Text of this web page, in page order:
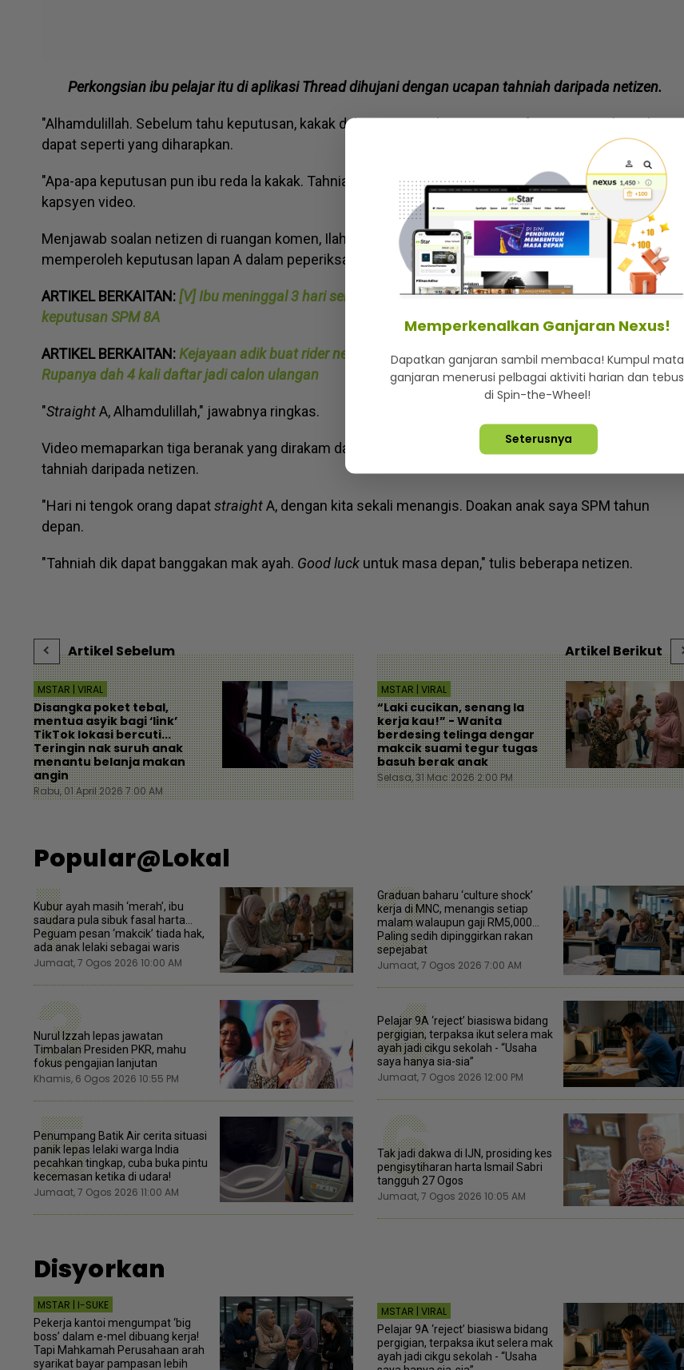
Perkongsian ibu pelajar itu di aplikasi Thread dihujani dengan ucapan tahniah daripada netizen.
"Alhamdulillah. Sebelum tahu keputusan, kakak dah menangis dan minta maaf siap-siap. Takut tak
dapat seperti yang diharapkan.
"Apa-apa keputusan pun ibu reda la kakak. Tahniah juga kepada semua pelajar lain," tulisnya pada
kapsyen video.
Menjawab soalan netizen di ruangan komen, Ilahamza mengesahkan anak perempuannya itu
memperoleh keputusan lapan A dalam peperiksaan SPM.
ARTIKEL BERKAITAN:[V] Ibu meninggal 3 hari sebelum Aidilfitri... Remaja ini menangis gembira raih
keputusan SPM 8A
ARTIKEL BERKAITAN:Kejayaan adik buat rider nekad ulang SPM, impi kerja bidang ‘oil and gas’!
Rupanya dah 4 kali daftar jadi calon ulangan
"StraightA, Alhamdulillah," jawabnya ringkas.
Video memaparkan tiga beranak yang dirakam dalam sebuah kereta itu turut dihujani ratusan ucapan
tahniah daripada netizen.
"Hari ni tengok orang dapatstraightA, dengan kita sekali menangis. Doakan anak saya SPM tahun
depan.
"Tahniah dik dapat banggakan mak ayah. Good luck untuk masa depan," tulis beberapa netizen.
Artikel Sebelum
MSTAR | VIRAL
Disangka poket tebal,
mentua asyik bagi ‘link’
TikTok lokasi bercuti...
Teringin nak suruh anak
menantu belanja makan
angin
Rabu, 01 April 2026 7:00 AM
Artikel Berikut
MSTAR | VIRAL
“Laki cucikan, senang la
kerja kau!” - Wanita
berdesing telinga dengar
makcik suami tegur tugas
basuh berak anak
Selasa, 31 Mac 2026 2:00 PM
Popular@Lokal
1
Kubur ayah masih ‘merah’, ibu
saudara pula sibuk fasal harta...
Peguam pesan ‘makcik’ tiada hak,
ada anak lelaki sebagai waris
Jumaat, 7 Ogos 2026 10:00 AM 2
Graduan baharu ‘culture shock’
kerja di MNC, menangis setiap
malam walaupun gaji RM5,000...
Paling sedih dipinggirkan rakan
sepejabat
Jumaat, 7 Ogos 2026 7:00 AM
3
Nurul Izzah lepas jawatan
Timbalan Presiden PKR, mahu
fokus pengajian lanjutan
Khamis, 6 Ogos 2026 10:55 PM 4
Pelajar 9A ‘reject’ biasiswa bidang
pergigian, terpaksa ikut selera mak
ayah jadi cikgu sekolah - “Usaha
saya hanya sia-sia”
Jumaat, 7 Ogos 2026 12:00 PM
5
Penumpang Batik Air cerita situasi
panik lepas lelaki warga India
pecahkan tingkap, cuba buka pintu
kecemasan ketika di udara!
Jumaat, 7 Ogos 2026 11:00 AM 6
Tak jadi dakwa di IJN, prosiding kes
pengisytiharan harta Ismail Sabri
tangguh 27 Ogos
Jumaat, 7 Ogos 2026 10:05 AM
Disyorkan
MSTAR | I-SUKE
Pekerja kantoi mengumpat ‘big
boss’ dalam e-mel dibuang kerja!
Tapi Mahkamah Perusahaan arah
syarikat bayar pampasan lebih
MSTAR | VIRAL
Pelajar 9A ‘reject’ biasiswa bidang
pergigian, terpaksa ikut selera mak
ayah jadi cikgu sekolah - “Usaha
Memperkenalkan Ganjaran Nexus!
Dapatkan ganjaran sambil membaca! Kumpul mata
ganjaran menerusi pelbagai aktiviti harian dan tebus
di Spin-the-Wheel!
Seterusnya